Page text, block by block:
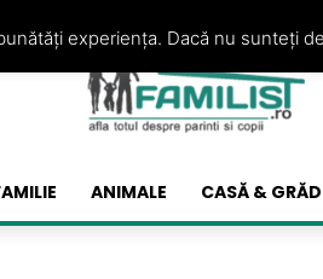
ANIMALE CASĂ &
experiența. Dacă nu sunteți